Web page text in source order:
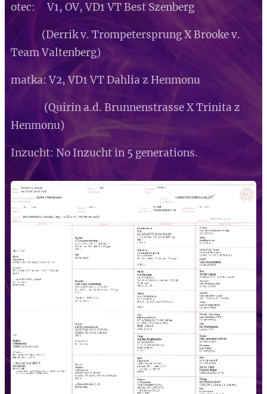
otec: V1, OV, VD1 VT Best Szenberg
(Derrik v. Trompetersprung X Brooke v.
Team Valtenberg)
matka: V2, VD1 VT Dahlia z Henmonu
(Quirin a.d. Brunnenstrasse X Trinita z
Henmonu)
Inzucht: No Inzucht in 5 generations.